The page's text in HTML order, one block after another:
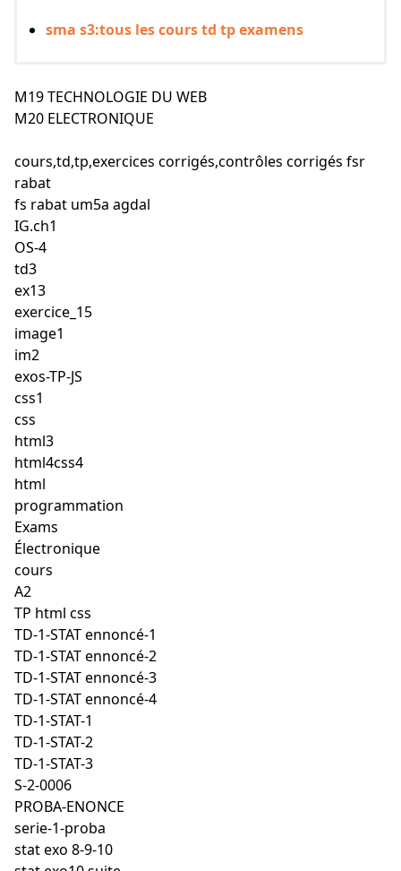
sma s3:tous les cours td tp examens
M19 TECHNOLOGIE DU WEB
M20 ELECTRONIQUE
cours,td,tp,exercices corrigés,contrôles corrigés fsr
rabat
fs rabat um5a agdal
IG.ch1
OS-4
td3
ex13
exercice_15
image1
im2
exos-TP-JS
css1
css
html3
html4css4
html
programmation
Exams
Électronique
cours
A2
TP html css
TD-1-STAT ennoncé-1
TD-1-STAT ennoncé-2
TD-1-STAT ennoncé-3
TD-1-STAT ennoncé-4
TD-1-STAT-1
TD-1-STAT-2
TD-1-STAT-3
S-2-0006
PROBA-ENONCE
serie-1-proba
stat exo 8-9-10